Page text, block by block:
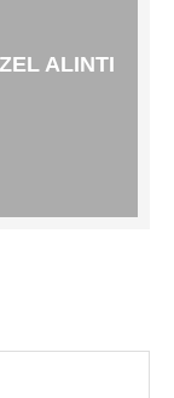
ALINTI